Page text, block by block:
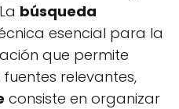
búsqueda
esencial para la
que permite
relevantes,
consiste en organizar